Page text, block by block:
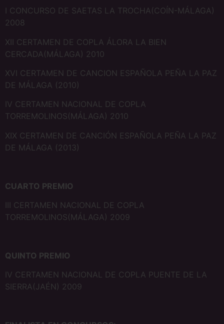
I CONCURSO DE SAETAS LA TROCHA(COÍN-MÁLAGA)
2008
XII CERTAMEN DE COPLA ÁLORA LA BIEN
CERCADA(MÁLAGA) 2010
XVI CERTAMEN DE CANCION ESPAÑOLA PEÑA LA PAZ
DE MÁLAGA (2010)
IV CERTAMEN NACIONAL DE COPLA
TORREMOLINOS(MÁLAGA) 2010
XIX CERTAMEN DE CANCIÓN ESPAÑOLA PEÑA LA PAZ
DE MÁLAGA (2013)
CUARTO PREMIO
III CERTAMEN NACIONAL DE COPLA
TORREMOLINOS(MÁLAGA) 2009
QUINTO PREMIO
IV CERTAMEN NACIONAL DE COPLA PUENTE DE LA
SIERRA(JAÉN) 2009